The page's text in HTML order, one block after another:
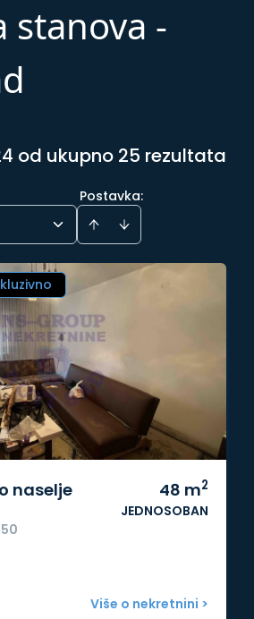
stanova -
od ukupno 25 rezultata
Postavka:
naselje 48 m2
JEDNOSOBAN
Više o nekretnini >